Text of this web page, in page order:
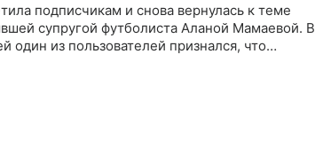
подписчикам и снова вернулась к теме
супругой футболиста Аланой Мамаевой. В
один из пользователей признался, что